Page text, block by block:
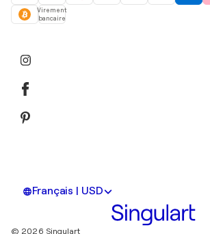
Virement
bancaire
Français | USD
© 2026 Singulart